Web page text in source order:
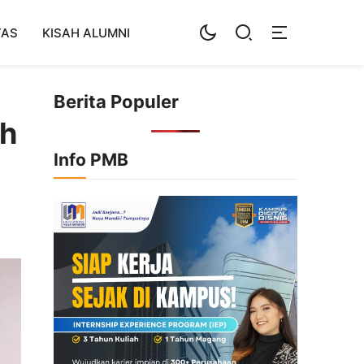
KISAH ALUMNI
Berita Populer
Info PMB